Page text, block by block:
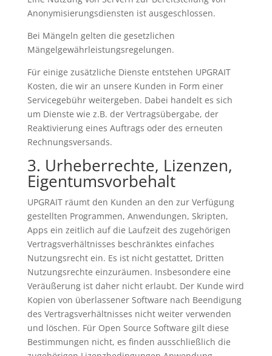
Anonymisierungsdiensten ist ausgeschlossen.
Bei Mängeln gelten die gesetzlichen
Mängelgewährleistungsregelungen.
Für einige zusätzliche Dienste entstehen UPGRAIT
Kosten, die wir an unsere Kunden in Form einer
Servicegebühr weitergeben. Dabei handelt es sich
um Dienste wie z.B. der Vertragsübergabe, der
Reaktivierung eines Auftrags oder des erneuten
Rechnungsversands.
3. Urheberrechte, Lizenzen,
Eigentumsvorbehalt
UPGRAIT räumt den Kunden an den zur Verfügung
gestellten Programmen, Anwendungen, Skripten,
Apps ein zeitlich auf die Laufzeit des zugehörigen
Vertragsverhältnisses beschränktes einfaches
Nutzungsrecht ein. Es ist nicht gestattet, Dritten
Nutzungsrechte einzuräumen. Insbesondere eine
Veräußerung ist daher nicht erlaubt. Der Kunde wird
Kopien von überlassener Software nach Beendigung
des Vertragsverhältnisses nicht weiter verwenden
und löschen. Für Open Source Software gilt diese
Bestimmungen nicht, es finden ausschließlich die